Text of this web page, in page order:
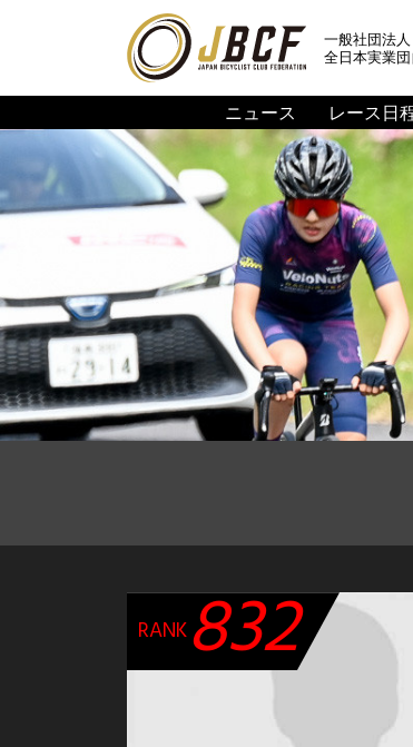
一般社団法人
全日本実業
ニュース レース日
RANK832